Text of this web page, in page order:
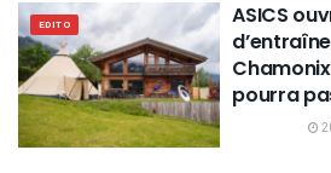
EDITO
ASICS
pourra